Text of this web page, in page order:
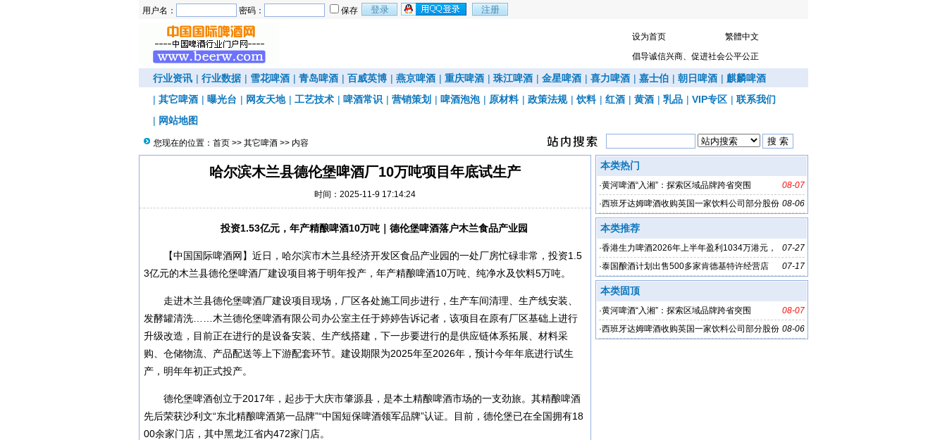
用户名： 密码： 保存
设为首页
繁體中文
倡导诚信兴商、促进社会公平公正
行业资讯 | 行业数据 | 雪花啤酒 | 青岛啤酒 | 百威英博 | 燕京啤酒 | 重庆啤酒 | 珠江啤酒 | 金星啤酒 | 喜力啤酒 | 嘉士伯 | 朝日啤酒 | 麒麟啤酒
| 其它啤酒 | 曝光台 | 网友天地 | 工艺技术 | 啤酒常识 | 营销策划 | 啤酒泡泡 | 原材料 | 政策法规 | 饮料 | 红酒 | 黄酒 | 乳品 | VIP专区 | 联系我们
| 网站地图
您现在的位置： 首页 >> 其它啤酒 >> 内容
哈尔滨木兰县德伦堡啤酒厂10万吨项目年底试生产
时间：2025-11-9 17:14:24
投资1.53亿元，年产精酿啤酒10万吨｜德伦堡啤酒落户木兰食品产业园
【中国国际啤酒网】近日，哈尔滨市木兰县经济开发区食品产业园的一处厂房忙碌非常，投资1.5
3亿元的木兰县德伦堡啤酒厂建设项目将于明年投产，年产精酿啤酒10万吨、纯净水及饮料5万吨。
走进木兰县德伦堡啤酒厂建设项目现场，厂区各处施工同步进行，生产车间清理、生产线安装、
发酵罐清洗……木兰德伦堡啤酒有限公司办公室主任于婷婷告诉记者，该项目在原有厂区基础上进行
升级改造，目前正在进行的是设备安装、生产线搭建，下一步要进行的是供应链体系拓展、材料采
购、仓储物流、产品配送等上下游配套环节。建设期限为2025年至2026年，预计今年年底进行试生
产，明年年初正式投产。
德伦堡啤酒创立于2017年，起步于大庆市肇源县，是本土精酿啤酒市场的一支劲旅。其精酿啤酒
先后荣获沙利文“东北精酿啤酒第一品牌”“中国短保啤酒领军品牌”认证。目前，德伦堡已在全国拥有18
00余家门店，其中黑龙江省内472家门店。
本类热门
08-07
·黄河啤酒“入湘”：探索区域品牌跨省突围
08-06
·西班牙达姆啤酒收购英国一家饮料公司部分股份
本类推荐
07-27
·香港生力啤酒2026年上半年盈利1034万港元，
下降79%
07-17
·泰国酿酒计划出售500多家肯德基特许经营店
本类固顶
08-07
·黄河啤酒“入湘”：探索区域品牌跨省突围
08-06
·西班牙达姆啤酒收购英国一家饮料公司部分股份